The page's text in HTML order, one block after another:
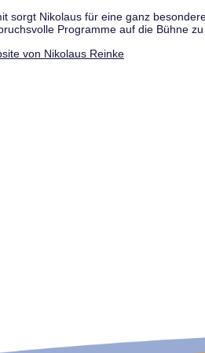
sorgt Nikolaus für eine ganz
Programme auf die Bühne zu
von Nikolaus Reinke